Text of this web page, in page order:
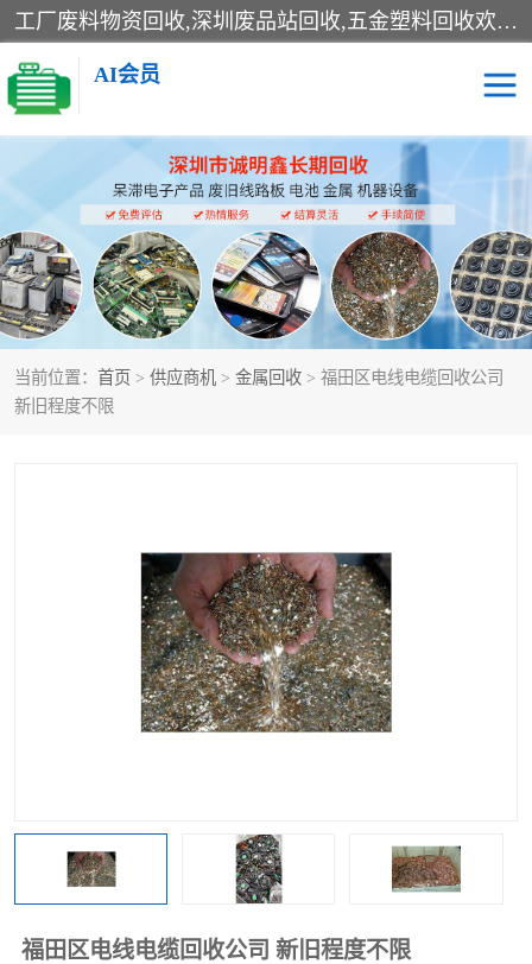
工厂废料物资回收,深圳废品站回收,五金塑料回收欢迎有金属、塑料、电子、电线、废旧设备、废铜、锡渣、线路板、镀银废料、废IC、电子零件、电子脚，等其他废旧物资的单位及个人联系洽谈。对提供息者我们可以提供优厚的业务提成（佣金）。
AI会员
当前位置： 首页 > 供应商机 > 金属回收 > 福田区电线电缆回收公司
新旧程度不限
福田区电线电缆回收公司 新旧程度不限
线路板回收 电子回收
电子产品回收 电池回收
金属回收 机器设备回收